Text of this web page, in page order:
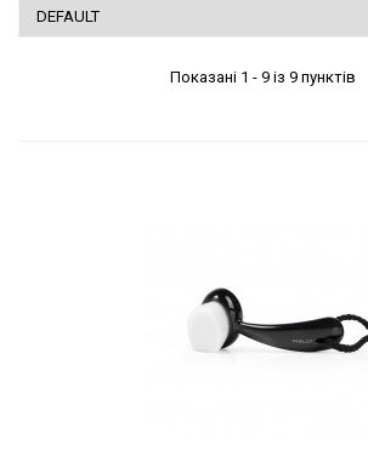
Показані 1 - 9 із 9 пунктів